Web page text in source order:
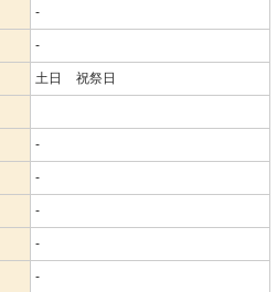
-
-
土日 祝祭日
-
-
-
-
-